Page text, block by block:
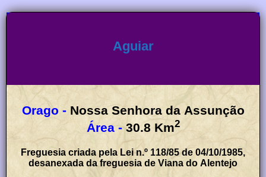
Aguiar
Orago - Nossa Senhora da Assunção
Área - 30.8 Km2
Freguesia criada pela Lei n.º 118/85 de 04/10/1985,
desanexada da freguesia de Viana do Alentejo